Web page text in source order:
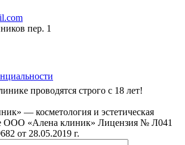
пер. 1
проводятся строго с 18 лет!
— косметология и эстетическая
ООО «Алена клиник» Лицензия № Л041
от 28.05.2019 г.